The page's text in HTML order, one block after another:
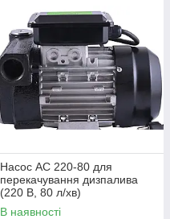
Насос AC 220-80 для
перекачування дизпалива
(220 В, 80 л/хв)
В наявності